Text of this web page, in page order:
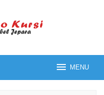
MENU